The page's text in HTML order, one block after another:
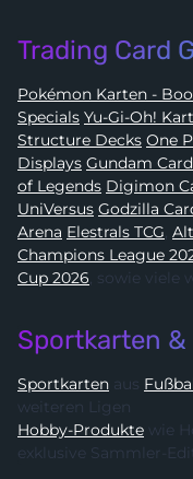
Trading Card
Pokémon Karten - Booster, Displays, Elite Trainer Boxen &
Specials Yu-Gi-Oh! Karten - aktuelle Sets, Core Booster &
Structure Decks One Piece Card Game - Booster &
Displays Gundam Card Game, Lorcana, Riftbound: League
of Legends
UniVersus
Arena
Elestrals TCG,
Champions League
Cup 2026, sowie viele
Sportkarten
Sportkarten aus
weiteren Ligen
Hobby-Produkte
exklusive Sammler-